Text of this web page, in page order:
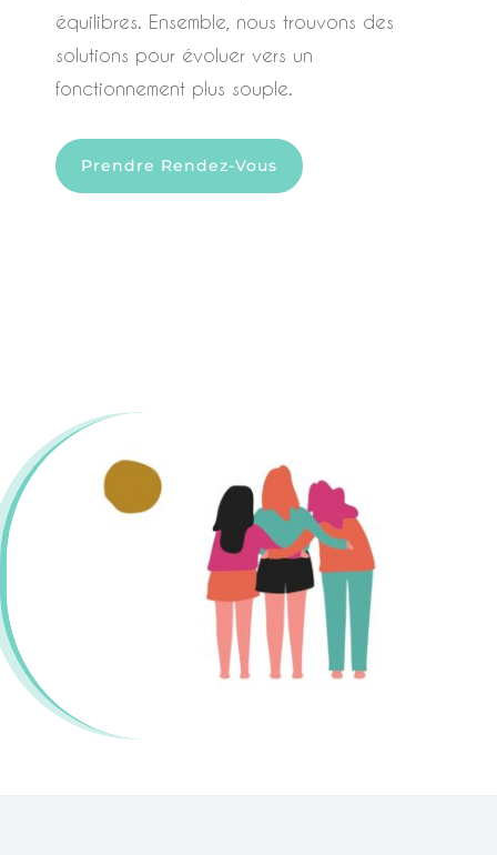
équilibres. Ensemble, nous trouvons des
solutions pour évoluer vers un
fonctionnement plus souple.
Prendre Rendez-Vous